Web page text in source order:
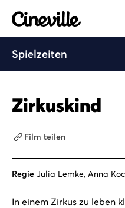
Cineville Logo
Spielzeiten
Zirkuskind
Film teilen
Regie Julia Lemke, Anna
In einem Zirkus zu leben